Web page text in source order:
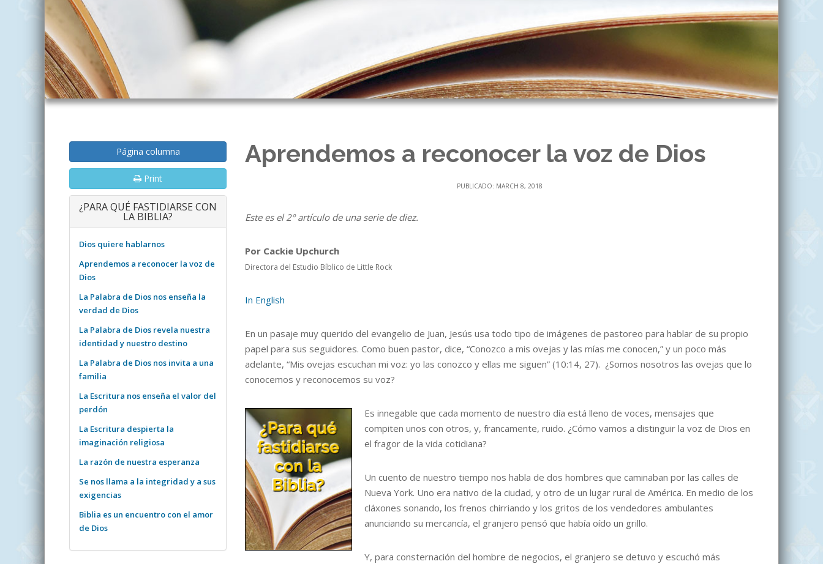
Aprendemos a reconocer la voz de Dios
PUBLICADO: MARCH 8, 2018
Este es el 2º artículo de una serie de diez.
Por Cackie Upchurch
Directora del Estudio Bíblico de Little Rock
In English
En un pasaje muy querido del evangelio de Juan, Jesús usa todo tipo de imágenes de pastoreo para hablar de su propio
papel para sus seguidores. Como buen pastor, dice, “Conozco a mis ovejas y las mías me conocen,” y un poco más
adelante, “Mis ovejas escuchan mi voz: yo las conozco y ellas me siguen” (10:14, 27). ¿Somos nosotros las ovejas que lo
conocemos y reconocemos su voz?
Es innegable que cada momento de nuestro día está lleno de voces, mensajes que
compiten unos con otros, y, francamente, ruido. ¿Cómo vamos a distinguir la voz de Dios en
el fragor de la vida cotidiana?
Un cuento de nuestro tiempo nos habla de dos hombres que caminaban por las calles de
Nueva York. Uno era nativo de la ciudad, y otro de un lugar rural de América. En medio de los
cláxones sonando, los frenos chirriando y los gritos de los vendedores ambulantes
anunciando su mercancía, el granjero pensó que había oído un grillo.
Y, para consternación del hombre de negocios, el granjero se detuvo y escuchó más
Página columna
Print
¿PARA QUÉ FASTIDIARSE CON
LA BIBLIA?
Dios quiere hablarnos
Aprendemos a reconocer la voz de
Dios
La Palabra de Dios nos enseña la
verdad de Dios
La Palabra de Dios revela nuestra
identidad y nuestro destino
La Palabra de Dios nos invita a una
familia
La Escritura nos enseña el valor del
perdón
La Escritura despierta la
imaginación religiosa
La razón de nuestra esperanza
Se nos llama a la integridad y a sus
exigencias
Biblia es un encuentro con el amor
de Dios